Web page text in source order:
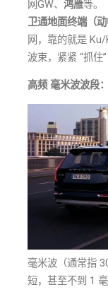
网GW、 鸿雁等。
卫通地面终端（动
网，靠的就是
波束，紧紧 “抓住
高频 毫米波波段
毫米波（通常指
短，甚至不到 1